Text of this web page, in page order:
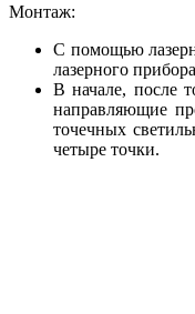
Монтаж:
С помощью
лазерного
В начале, после
направляющие
точечных
четыре точки.